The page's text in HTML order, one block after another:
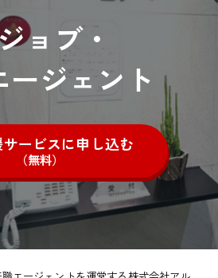
ョブ・
ージェント
ービスに申し込む
（無料）